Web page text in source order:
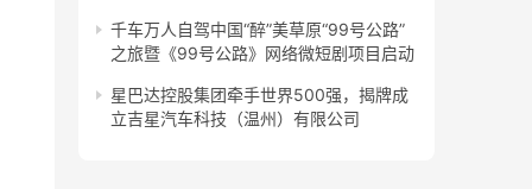
千车万人自驾中国“醉”美草原“99号公路”
之旅暨《99号公路》网络微短剧项目启动
星巴达控股集团牵手世界500强，揭牌成
立吉星汽车科技（温州）有限公司